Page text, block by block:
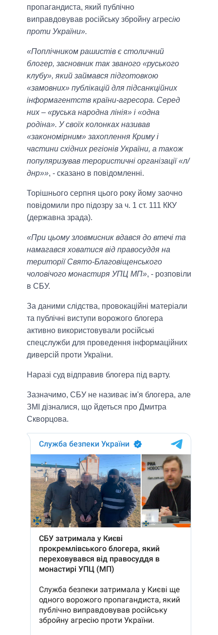
пропагандиста, який публічно
виправдовував російську збройну агресію
проти України».
«Поплічником рашистів є столичний
блогер, засновник так званого «руського
клубу», який займався підготовкою
«замовних» публікацій для підсанкційних
інформагентств країни-агресора. Серед
них – «руська народна лінія» і «одна
родіна». У своїх колонках називав
«закономірним» захоплення Криму і
частини східних регіонів України, а також
популяризував терористичні організації «л/
днр»», - сказано в повідомленні.
Торішнього серпня цього року йому заочно
повідомили про підозру за ч. 1 ст. 111 ККУ
(державна зрада).
«При цьому зловмисник вдався до втечі та
намагався ховатися від правосуддя на
території Свято-Благовіщенського
чоловічого монастиря УПЦ МП», - розповіли
в СБУ.
За даними слідства, провокаційні матеріали
та публічні виступи ворожого блогера
активно використовували російські
спецслужби для проведення інформаційних
диверсій проти України.
Наразі суд відправив блогера під варту.
Зазначимо, СБУ не називає ім'я блогера, але
ЗМІ дізналися, що йдеться про Дмитра
Скворцова.